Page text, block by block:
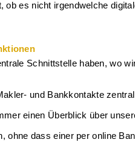
es nicht irgendwelche
Schnittstelle haben, wo
und Bankkontakte
einen Überblick über
ohne dass einer per online